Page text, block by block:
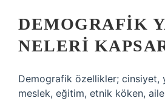
DEMOGRAFIK
NELERI
Demografik özellikler; cinsiyet,
meslek, eğitim, etnik köken,